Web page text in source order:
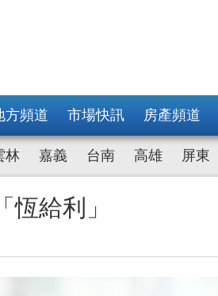
方頻道 市場快訊 房產頻道
林 嘉義 台南 高雄 屏東
給利」